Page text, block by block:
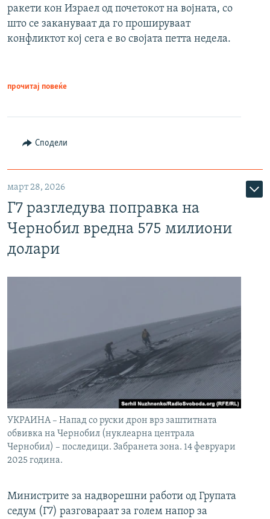
ракети кон Израел од почетокот на војната, со
што се закануваат да го прошируваат
конфликтот кој сега е во својата петта недела.
прочитај повеќе
Сподели
март 28, 2026
Г7 разгледува поправка на
Чернобил вредна 575 милиони
долари
УКРАИНА – Напад со руски дрон врз заштитната
обвивка на Чернобил (нуклеарна централа
Чернобил) – последици. Забранета зона. 14 февруари
2025 година.
Министрите за надворешни работи од Групата
седум (Г7) разговараат за голем напор за